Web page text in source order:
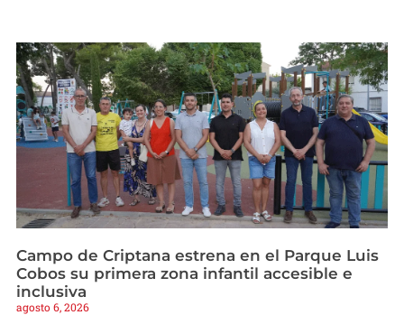
Campo de Criptana estrena en el Parque Luis
Cobos su primera zona infantil accesible e
inclusiva
agosto 6, 2026